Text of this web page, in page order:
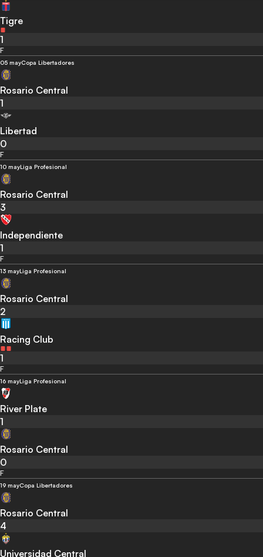
Tigre
1
F
05 mayCopa Libertadores
Rosario Central
1
Libertad
0
F
10 mayLiga Profesional
Rosario Central
3
Independiente
1
F
13 mayLiga Profesional
Rosario Central
2
Racing Club
1
F
16 mayLiga Profesional
River Plate
1
Rosario Central
0
F
19 mayCopa Libertadores
Rosario Central
4
Universidad Central